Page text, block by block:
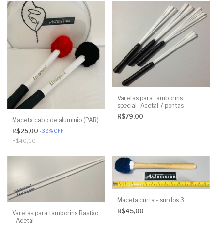
Maceta cabo de aluminio (PAR)
R$25,00 -38% OFF
R$40,00
Varetas para tamborins
special- Acetal 7 pontas
R$79,00
Varetas para tamborins Bastão
- Acetal
Maceta curta - surdos 3
R$45,00